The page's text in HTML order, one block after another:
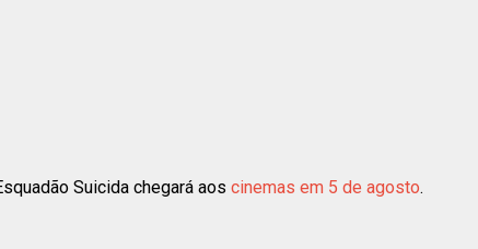
Suicida chegará aos cinemas em 5 de agosto.